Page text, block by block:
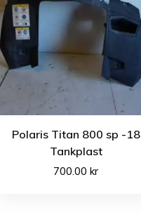
Polaris Titan 800 sp -18
Tankplast
700.00kr